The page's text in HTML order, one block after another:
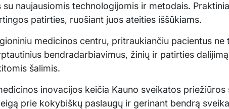
naujausiomis technologijomis ir metodais.
patirties, ruošiant juos ateities iššūkiams.
medicinos centru, pritraukiančiu pacientus ne
bendradarbiavimus, žinių ir patirties
šalimis.
inovacijos keičia Kauno sveikatos
prie kokybiškų paslaugų ir gerinant bendrą